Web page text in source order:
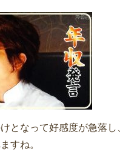
となって好感度が急落し、
すね。